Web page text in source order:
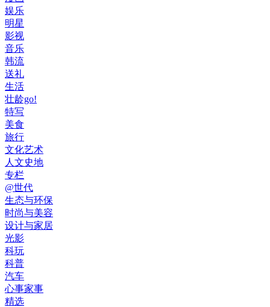
娱乐
明星
影视
音乐
韩流
送礼
生活
壮龄go!
特写
美食
旅行
文化艺术
人文史地
专栏
@世代
生态与环保
时尚与美容
设计与家居
光影
科玩
科普
汽车
心事家事
精选